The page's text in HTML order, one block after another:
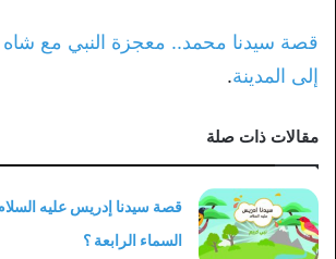
قصة سيدنا محمد.. معجزة النبي مع شاه
إلى المدينة.
مقالات ذات صلة
قصة سيدنا إدريس عليه
السماء الرابعة ؟